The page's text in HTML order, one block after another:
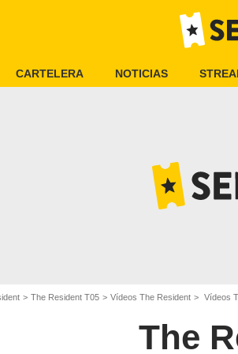
CARTELERA NOTICIAS
The Resident T05 Vídeos The Resident Vídeos
The